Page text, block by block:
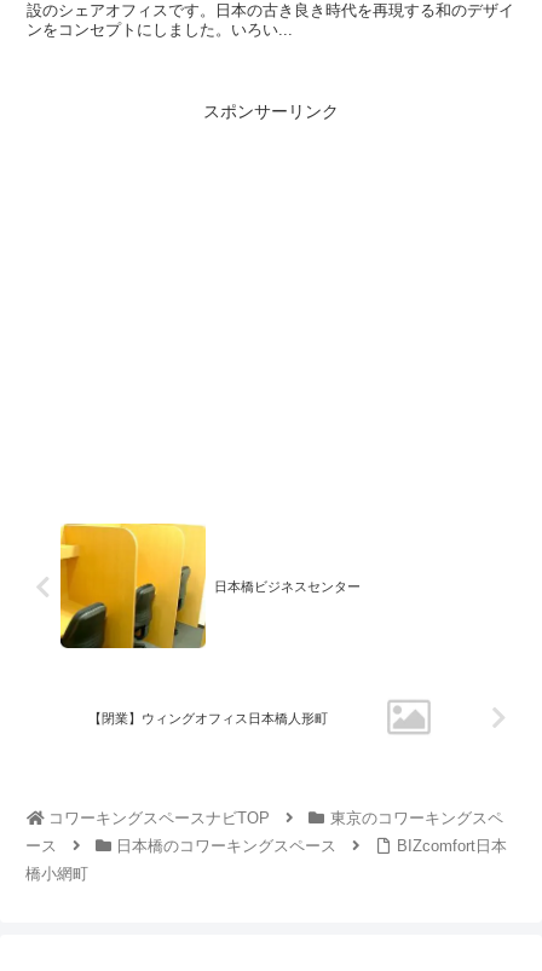
設のシェアオフィスです。日本の古き良き時代を再現する和のデザイ
ンをコンセプトにしました。いろい...
スポンサーリンク
日本橋ビジネスセンター
【閉業】ウィングオフィス日本橋人形町
コワーキングスペースナビTOP
東京のコワーキングスペ
ース
日本橋のコワーキングスペース
BIZcomfort日本
橋小網町